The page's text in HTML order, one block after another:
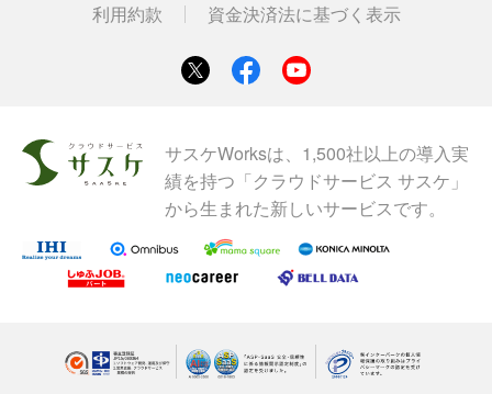
利用約款
資金決済法に基づく表示
サスケWorksは、1,500社以上の導入実
績を持つ「クラウドサービス サスケ」
から生まれた新しいサービスです。